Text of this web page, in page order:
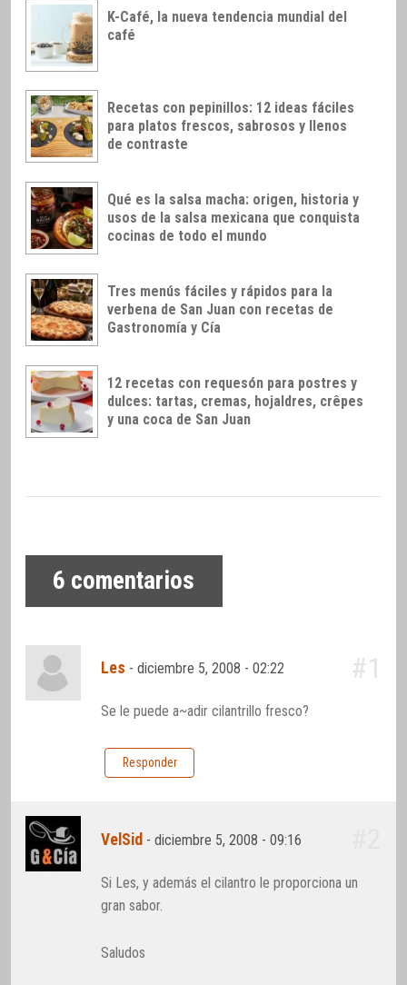
K-Café, la nueva tendencia mundial del
café
Recetas con pepinillos: 12 ideas fáciles
para platos frescos, sabrosos y llenos
de contraste
Qué es la salsa macha: origen, historia y
usos de la salsa mexicana que conquista
cocinas de todo el mundo
Tres menús fáciles y rápidos para la
verbena de San Juan con recetas de
Gastronomía y Cía
12 recetas con requesón para postres y
dulces: tartas, cremas, hojaldres, crêpes
y una coca de San Juan
6 comentarios
Les -diciembre 5, 2008 - 02:22 #1
Se le puede a~adir cilantrillo fresco?
Responder
VelSid -diciembre 5, 2008 - 09:16
Si Les, y además el cilantro le proporciona un
gran sabor.
Saludos